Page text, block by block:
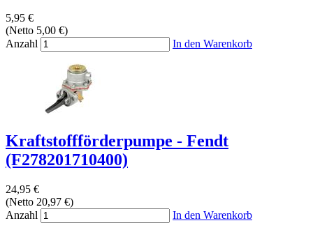
5,95 €
(Netto 5,00 €)
Anzahl
In den Warenkorb
Kraftstoffförderpumpe - Fendt
(F278201710400)
24,95 €
(Netto 20,97 €)
Anzahl
In den Warenkorb